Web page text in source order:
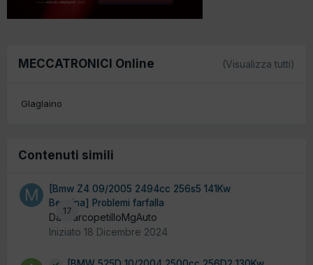
MECCATRONICI Online (Visualizza tutti)
Glaglaino
Contenuti simili
17
[Bmw Z4 09/2005 2494cc 256s5 141Kw
Benzina] Problemi farfalla
Da MarcopetilloMgAuto
Iniziato 18 Dicembre 2024